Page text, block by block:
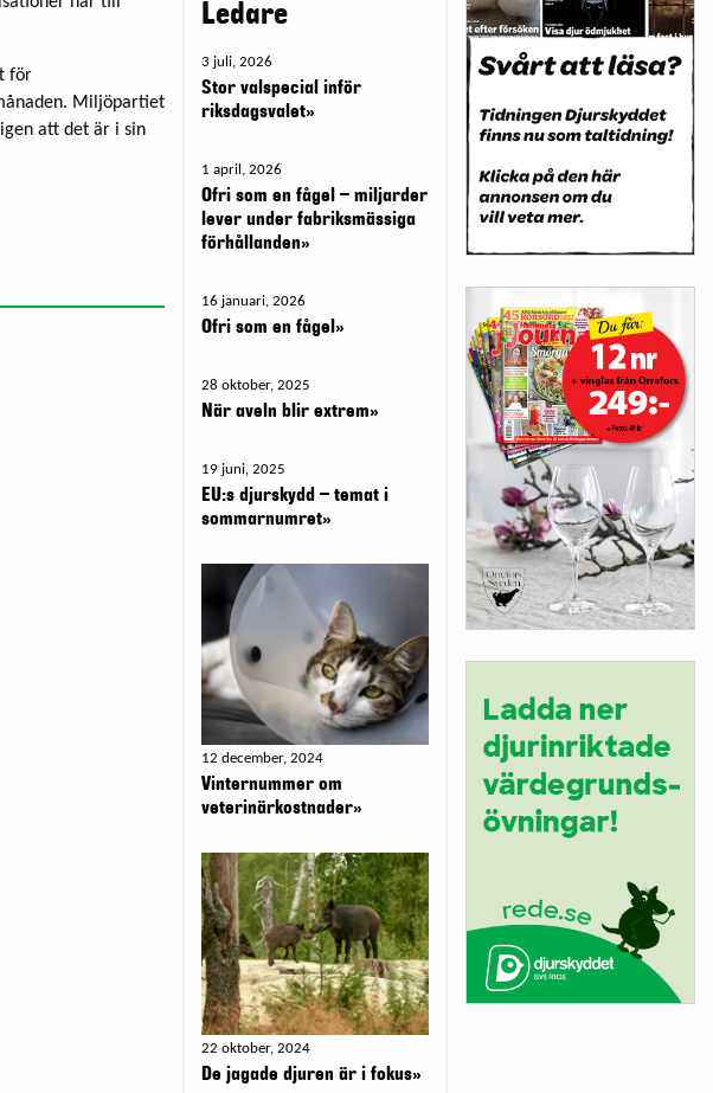
för
Miljöpartiet
att det är i sin
Ledare
3 juli, 2026
Stor valspecial inför
riksdagsvalet»
1 april, 2026
Ofri som en fågel – miljarder
lever under fabriksmässiga
förhållanden»
16 januari, 2026
Ofri som en fågel»
28 oktober, 2025
När aveln blir extrem»
19 juni, 2025
EU:s djurskydd – temat i
sommarnumret»
12 december, 2024
Vinternummer om
veterinärkostnader»
22 oktober, 2024
De jagade djuren är i fokus»